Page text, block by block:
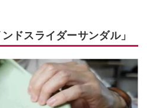
ドスライダーサンダル」